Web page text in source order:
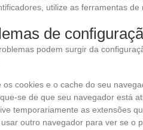
utilize as ferramentas
de
podem surgir da
os cookies e o cache do seu
se de que seu navegador está
temporariamente as extensões
outro navegador para ver se o